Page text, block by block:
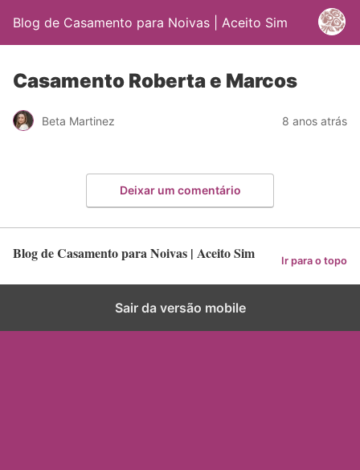
Blog de Casamento para Noivas | Aceito Sim
Casamento Roberta e Marcos
Beta Martinez 8 anos atrás
Deixar um comentário
Blog de Casamento para Noivas | Aceito Sim Ir para o topo
Sair da versão mobile